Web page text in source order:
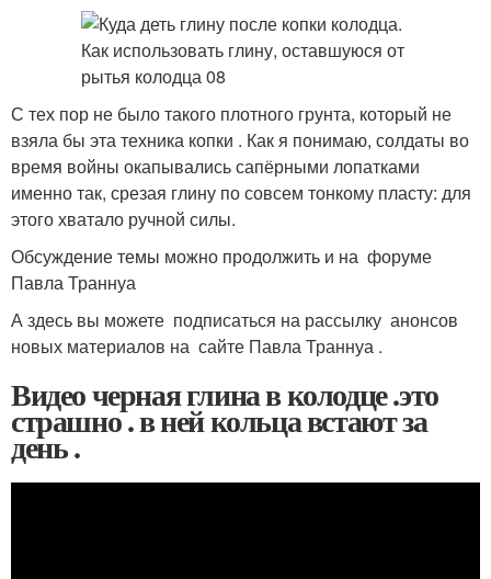
С тех пор не было такого плотного грунта, который не
взяла бы эта техника копки . Как я понимаю, солдаты во
время войны окапывались сапёрными лопатками
именно так, срезая глину по совсем тонкому пласту: для
этого хватало ручной силы.
Обсуждение темы можно продолжить и на форуме
Павла Траннуа
А здесь вы можете подписаться на рассылку анонсов
новых материалов на сайте Павла Траннуа .
Видео черная глина в колодце .это
страшно . в ней кольца встают за
день .